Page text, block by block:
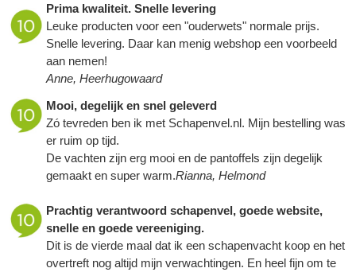
Prima kwaliteit. Snelle levering
Leuke producten voor een "ouderwets" normale prijs.
Snelle levering. Daar kan menig webshop een voorbeeld
aan nemen!
Anne, Heerhugowaard
Mooi, degelijk en snel geleverd
Zó tevreden ben ik met Schapenvel.nl. Mijn bestelling was
er ruim op tijd.
De vachten zijn erg mooi en de pantoffels zijn degelijk
gemaakt en super warm.Rianna, Helmond
Prachtig verantwoord schapenvel, goede website,
snelle en goede vereeniging.
Dit is de vierde maal dat ik een schapenvacht koop en het
overtreft nog altijd mijn verwachtingen. En heel fijn om te